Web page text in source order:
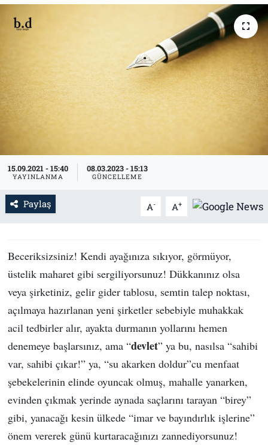
15.09.2021 - 15:40
YAYINLANMA
08.03.2023 - 15:13
GÜNCELLEME
Paylaş A- A+
Beceriksizsiniz! Kendi ayağınıza sıkıyor, görmüyor,
üstelik maharet gibi sergiliyorsunuz! Dükkanınız olsa
veya şirketiniz, gelir gider tablosu, semtin talep noktası,
açılmaya hazırlanan yeni şirketler sebebiyle muhakkak
acil tedbirler alır, ayakta durmanın yollarını hemen
denemeye başlarsınız, ama “devlet” ya bu, nasılsa “sahibi
var, sahibi çıkar!” ya, “su akarken doldur”cu menfaat
şebekelerinin elinde oyuncak olmuş, mahalle yanarken,
evinden çıkmak yerinde aynada saçlarını tarayan “birey”
gibi, yanacağı kesin ülkede “imar ve bayındırlık işlerine”
önem vererek günü kurtaracağınızı zannediyorsunuz!